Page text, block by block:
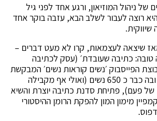
של ניהול המוזיאון, ורגע אחד לפני גיל
רוצה לעבור לשלב הבא, עזבה בוקר אחד
שיצאה לעצמאות, קרו לא מעט דברים –
כתיבה שעובדת׳ (עסק לכתיבה
הפייסבוק ׳נשים קוראות נשים׳ המבקשת
לעודד קריאה נשית ובה כבר כ 650 נשים (ואולי אף מקבילה
של פעם), פתיחת סדנת כתיבה יוצרת והשיא
מימון המון להפקת הרומן ההיסטורי